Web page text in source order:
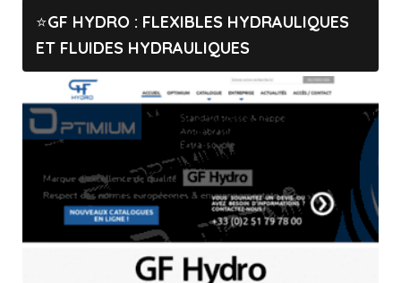
GF HYDRO : FLEXIBLES HYDRAULIQUES
ET FLUIDES HYDRAULIQUES